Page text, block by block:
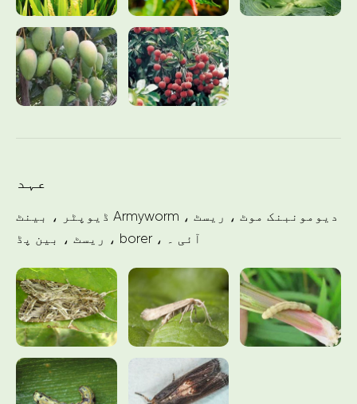
عہد
ڈیوپٹر ، بینٹ Armyworm ، دیومونبنک موٹ ، ریسٹ
، ریسٹ ، بین پڈ borer ، آئی ۔